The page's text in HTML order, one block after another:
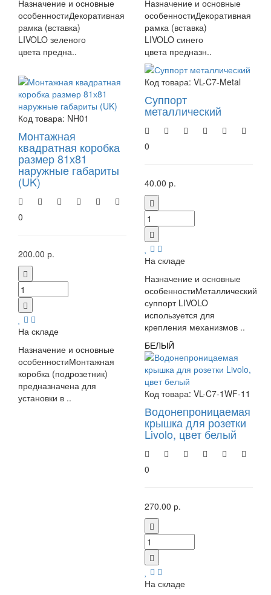
Назначение и основные
особенностиДекоративная
рамка (вставка)
LIVOLO зеленого
цвета предна..
Назначение и основные
особенностиДекоративная
рамка (вставка)
LIVOLO синего
цвета предназн..
Код товара: NH01
Монтажная
квадратная коробка
размер 81х81
наружные габариты
(UK)
0
200.00 р.
На складе
Назначение и основные
особенностиМонтажная
коробка (подрозетник)
предназначена для
установки в ..
Код товара: VL-C7-Metal
Суппорт
металлический
0
40.00 р.
На складе
Назначение и основные
особенностиМеталлический
суппорт LIVOLO
используется для
крепления механизмов ..
БЕЛЫЙ
Код товара: VL-C7-1WF-11
Водонепроницаемая
крышка для розетки
Livolo, цвет белый
0
270.00 р.
На складе